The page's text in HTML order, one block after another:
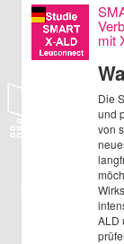
mit
Die
und
von
ALD